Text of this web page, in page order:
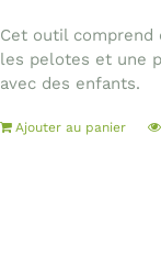
Cet outil comprend
les pelotes et une
avec des enfants.
Ajouter au panier